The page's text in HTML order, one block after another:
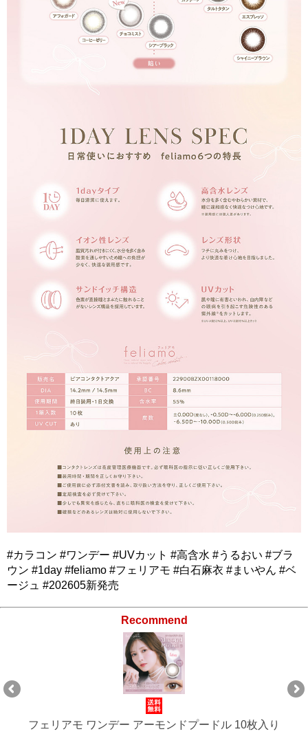
#カラコン #ワンデー #UVカット #高含水 #うるおい #ブラ
ウン #1day #feliamo #フェリアモ #白石麻衣 #まいやん #ベ
ージュ #202605新発売
Recommend
フェリアモ ワンデー アーモンドプードル 10枚入り